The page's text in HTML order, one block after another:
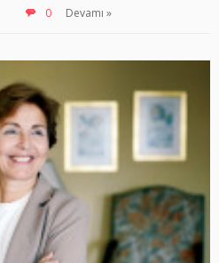
0 Devamı »